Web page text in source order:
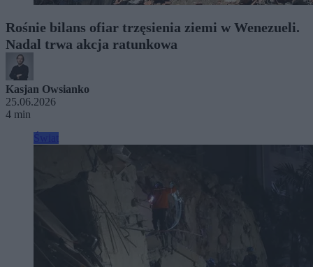
Rośnie bilans ofiar trzęsienia ziemi w Wenezueli.
Nadal trwa akcja ratunkowa
Kasjan Owsianko
25.06.2026
4 min